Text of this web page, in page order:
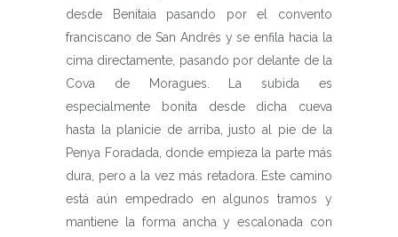
desde Benitaia pasando por el convento
franciscano de San Andrés y se enfila hacia la
cima directamente, pasando por delante de la
Cova de Moragues. La subida es
especialmente bonita desde dicha cueva
hasta la planicie de arriba, justo al pie de la
Penya Foradada, donde empieza la parte más
dura, pero a la vez más retadora. Este camino
está aún empedrado en algunos tramos y
mantiene la forma ancha y escalonada con